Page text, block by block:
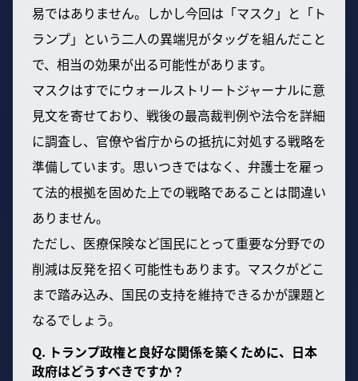
易ではありません。しかし今回は「マスク」と「ト
ランプ」という二人の異端児がタッグを組んだこと
で、相当の効果が出る可能性があります。
マスクはすでにウォールストリートジャーナルに意
見文を寄せており、戦後の最高裁判例や法令を詳細
に調査し、官僚や省庁からの抵抗に対処する戦略を
準備しています。思いつきではなく、弁護士を雇っ
て法的根拠を固めた上での戦略であることは間違い
ありません。
ただし、医療保険など国民にとって重要な分野での
削減は反発を招く可能性もあります。マスクがどこ
まで踏み込み、国民の支持を維持できるかが課題と
なるでしょう。
Q. トランプ政権と良好な関係を築くために、日本
政府はどうすべきですか？